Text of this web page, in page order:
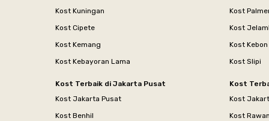
Kost Kuningan
Kost Cipete
Kost Kemang
Kost Kebayoran Lama
Kost Terbaik di Jakarta Pusat
Kost Jakarta Pusat
Kost Benhil
Kost
Kost
Kost
Kost Slipi
Kost
Kost
Kost